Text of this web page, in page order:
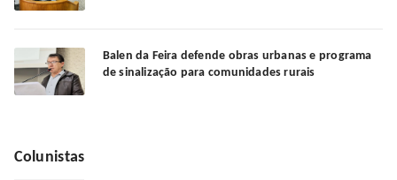
Balen da Feira defende obras urbanas e programa
de sinalização para comunidades rurais
Colunistas